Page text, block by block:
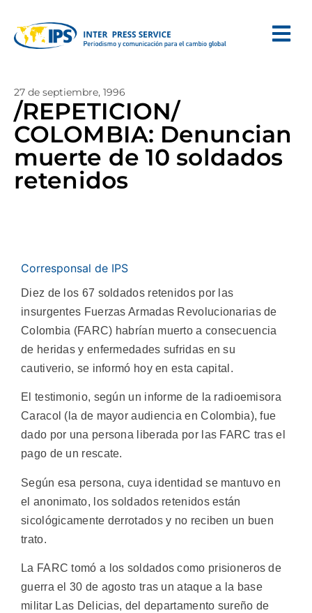
27 de septiembre, 1996
/REPETICION/
COLOMBIA: Denuncian
muerte de 10 soldados
retenidos
Corresponsal de IPS
Diez de los 67 soldados retenidos por las
insurgentes Fuerzas Armadas Revolucionarias de
Colombia (FARC) habrían muerto a consecuencia
de heridas y enfermedades sufridas en su
cautiverio, se informó hoy en esta capital.
El testimonio, según un informe de la radioemisora
Caracol (la de mayor audiencia en Colombia), fue
dado por una persona liberada por las FARC tras el
pago de un rescate.
Según esa persona, cuya identidad se mantuvo en
el anonimato, los soldados retenidos están
sicológicamente derrotados y no reciben un buen
trato.
La FARC tomó a los soldados como prisioneros de
guerra el 30 de agosto tras un ataque a la base
militar Las Delicias, del departamento sureño de